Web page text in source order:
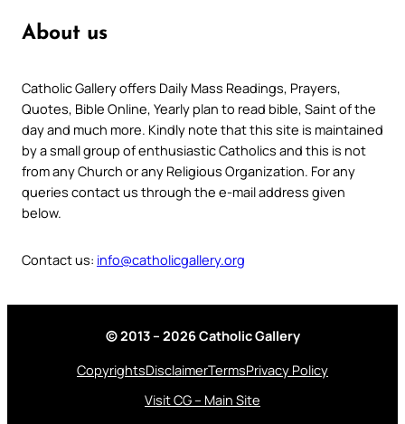
About us
Catholic Gallery offers Daily Mass Readings, Prayers,
Quotes, Bible Online, Yearly plan to read bible, Saint of the
day and much more. Kindly note that this site is maintained
by a small group of enthusiastic Catholics and this is not
from any Church or any Religious Organization. For any
queries contact us through the e-mail address given
below.
Contact us: info@catholicgallery.org
© 2013 – 2026 Catholic Gallery
CopyrightsDisclaimerTermsPrivacy Policy
Visit CG – Main Site